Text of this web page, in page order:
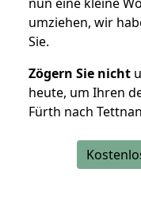
umziehen, wir
Sie.
Zögern Sie nicht
heute, um Ihren
Fürth nach